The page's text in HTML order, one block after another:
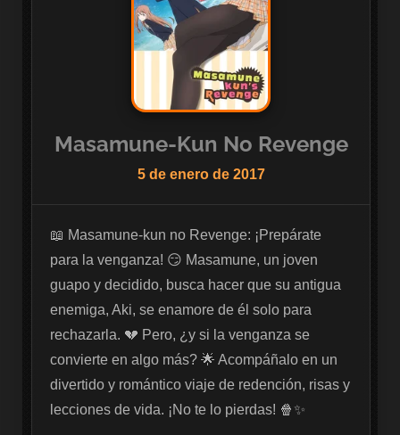
Masamune-Kun No Revenge
5 de enero de 2017
📖 Masamune-kun no Revenge: ¡Prepárate
para la venganza! 😏 Masamune, un joven
guapo y decidido, busca hacer que su antigua
enemiga, Aki, se enamore de él solo para
rechazarla. 💔 Pero, ¿y si la venganza se
convierte en algo más? 🌟 Acompáñalo en un
divertido y romántico viaje de redención, risas y
lecciones de vida. ¡No te lo pierdas! 🍿✨